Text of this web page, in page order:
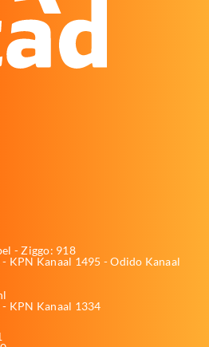
- Ziggo: 918
KPN Kanaal 1495 - Odido Kanaal
KPN Kanaal 1334